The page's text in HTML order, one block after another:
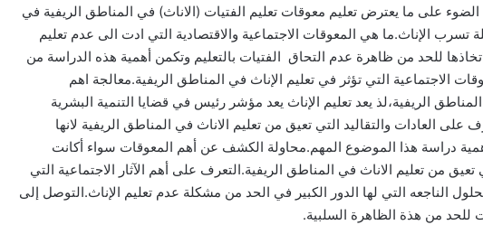
على ما يعترض تعليم معوقات تعليم الفتيات (الاناث) في المناطق الريفية في
الإناث.ما هي المعوقات الاجتماعية والاقتصادية التي ادت الى عدم تعليم
للحد من ظاهرة عدم التحاق الفتيات بالتعليم وتكمن أهمية هذه الدراسة من
الاجتماعية التي تؤثر في تعليم الإناث في المناطق الريفية.معالجة اهم
الريفية،لذ يعد تعليم الإناث يعد مؤشر رئيس في قضايا التنمية البشرية
العادات والتقاليد التي تعيق من تعليم الاناث في المناطق الريفية لانها
دراسة هذا الموضوع المهم.محاولة الكشف عن أهم المعوقات سواء أكانت
تعيق من تعليم الاناث في المناطق الريفية.التعرف على أهم الآثار الاجتماعية التي
الناجعه التي لها الدور الكبير في الحد من مشكلة عدم تعليم الإناث.التوصل إلى
من هذة الظاهرة السلبية.